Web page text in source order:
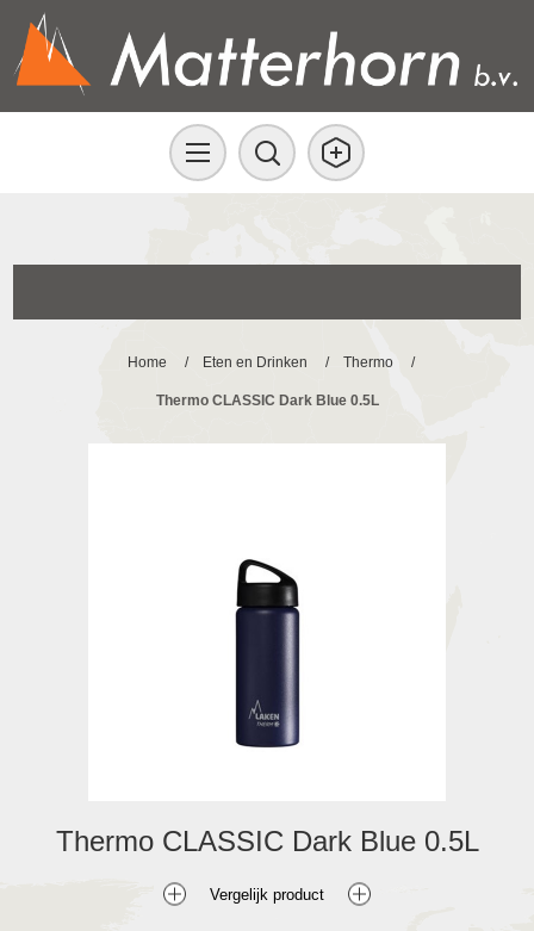
Home / Eten en Drinken / Thermo /
Thermo CLASSIC Dark Blue 0.5L
Thermo CLASSIC Dark Blue 0.5L